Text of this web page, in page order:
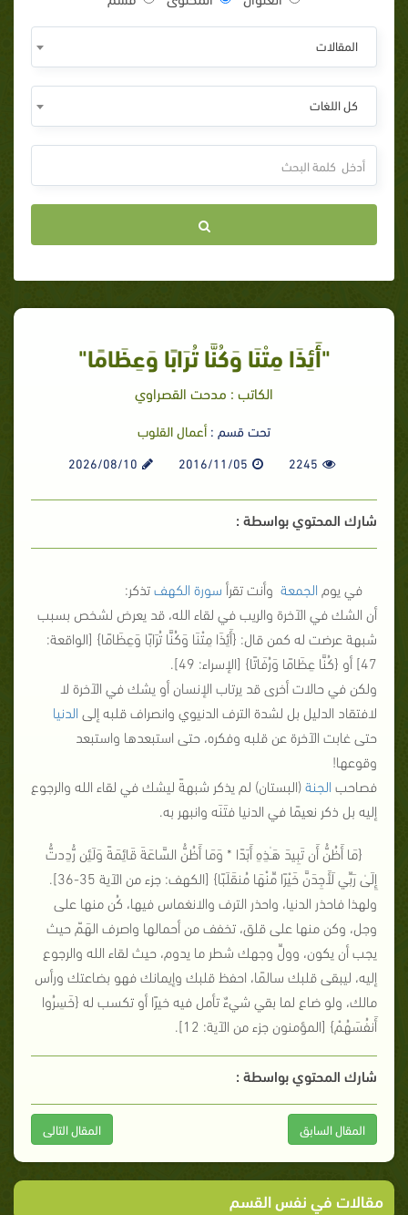
المقالات
كل اللغات
"أَئِذَا مِتْنَا وَكُنَّا تُرَابًا وَعِظَامًا"
الكاتب : مدحت القصراوي
تحت قسم :أعمال القلوب
2245
2016/11/05
2026/08/10
شارك المحتوي بواسطة :
في يوم الجمعة وأنت تقرأ سورة الكهفتذكر:
أن الشك في الآخرة والريب في لقاء الله، قد يعرض لشخص بسبب
شبهة عرضت له كمن قال: {أَئِذَا مِتْنَا وَكُنَّا تُرَابًا وَعِظَامًا} [الواقعة:
47] أو {
كُنَّا عِظَامًا وَرُفَاتًا} [الإسراء: 49].
ولكن في حالات أخرى قد يرتاب الإنسان أو يشك في الآخرة لا
لافتقاد الدليل بل لشدة الترف الدنيوي وانصراف قلبه إلى الدنيا
حتى غابت الآخرة عن قلبه وفكره، حتى استبعدها واستبعد
وقوعها!
فصاحب الجنة(البستان) لم يذكر شبهةً ليشك في لقاء الله والرجوع
إليه بل ذكر نعيمًا في الدنيا فتَنَه وانبهر به.
{مَا أَظُنُّ أَن تَبِيدَ هَـٰذِهِ أَبَدًا * وَمَا أَظُنُّ السَّاعَةَ قَائِمَةً وَلَئِن رُّدِدتُّ
إِلَىٰ رَبِّي لَأَجِدَنَّ خَيْرًا مِّنْهَا مُنقَلَبًا} [الكهف: جزء من الآية 35-36].
ولهذا فاحذر الدنيا، واحذر الترف والانغماس فيها، كُن منها على
وجل، وكن منها على قلق، تخفف من أحمالها واصرف الهَمّ حيث
يجب أن يكون، وولِّ وجهك شطر ما يدوم، حيث لقاء الله والرجوع
إليه، ليبقى قلبك سالمًا، احفظ قلبك وإيمانك فهو بضاعتك ورأس
مالك، ولو ضاع لما بقي شيءٌ تأمل فيه خيرًا أو تكسب له {خَسِرُوا
أَنفُسَهُمْ} [المؤمنون جزء من الآية: 12].
شارك المحتوي بواسطة :
المقال السابق المقال التالى
مقالات في نفس القسم